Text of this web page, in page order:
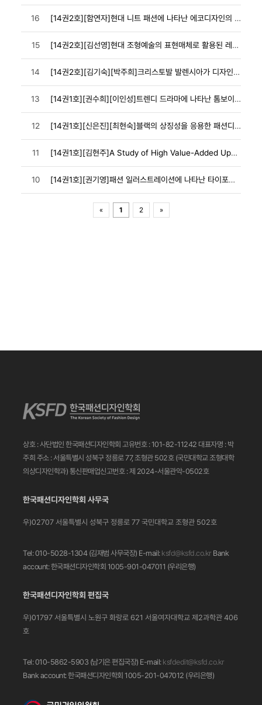
16 [14권2호][함연자]현대 니트 패션에 나타난 에코디자인의 미적 특성
15 [14권2호][김선영]현대 조형예술의 표현매체로 활용된 레이스의 비교 고찰
14 [14권2호][김기숙][박주희]크리스토발 발렌시아가 디자인에 나타난 스페인 취향
13 [14권1호][권수희][이인성]트렌디 드라마에 나타난 톰보이 룩을 응용한 디자인 개발
12 [14권1호][신은진][최현숙]블랙의 상징성을 응용한 패션디자인 개발
11 [14권1호][김현주]A Study of High Value-Added Upcycled H
10 [14권1호][권기영]패션 일러스트레이션에 나타난 타이포그래피의 표현유형과 미적 의미
« 1 2 »
상호 : 사단법인 한국패션디자인학회 고유번호 : 101-82-11242 대표자명 : 박
주희 주소 : 서울특별시 성북구 정릉로 77, 조형관 502호 (국민대학교 조형대학
의상디자인학과) 통신판매업신고번호 : 제 2024-서울관악-0502호
한국패션디자인학회 사무국
우)02707 서울특별시 성북구 정릉로 77 국민대학교 조형관 502호
Tel: 010-5028-1304 (김재범 사무국장) E-mail: ksfd@ksfd.co.kr Bank
account: 한국패션디자인학회 1005-901-047011 (우리은행)
한국패션디자인학회 편집국
우)01797 서울특별시 노원구 화랑로 621 서울여자대학교 제2과학관 406
호
Tel: 010-5862-5903 (남기은 편집국장) E-mail: ksfdedit@ksfd.co.kr
Bank account: 한국패션디자인학회 1005-201-047012 (우리은행)